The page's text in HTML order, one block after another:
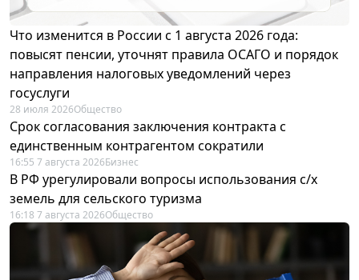
Что изменится в России с 1 августа 2026 года:
повысят пенсии, уточнят правила ОСАГО и порядок
направления налоговых уведомлений через
госуслуги
28 июля 2026Общество
Срок согласования заключения контракта с
единственным контрагентом сократили
16:55 7 августа 2026Бизнес
В РФ урегулировали вопросы использования с/х
земель для сельского туризма
16:18 7 августа 2026Общество